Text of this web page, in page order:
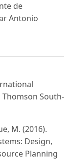
de
Antonio
South-
M. (2016).
Design,
Planning